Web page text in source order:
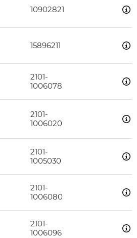
10902821
15896211
2101-
1006078
2101-
1006020
2101-
1005030
2101-
1006080
2101-
1006096